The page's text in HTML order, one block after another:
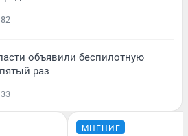
82
объявили беспилотную
раз
33
МНЕНИЕ